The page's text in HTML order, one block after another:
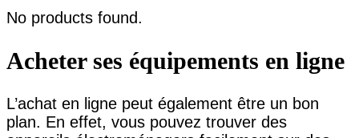
No products found.
Acheter ses équipements en ligne
L’achat en ligne peut également être un bon
plan. En effet, vous pouvez trouver des